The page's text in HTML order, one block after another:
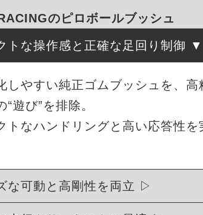
のピロボールブッシュ
トな操作感と正確な足回り制御
しやすい純正ゴムブッシュを、
“遊び”を排除。
トなハンドリングと高い応答性
な可動と高剛性を両立